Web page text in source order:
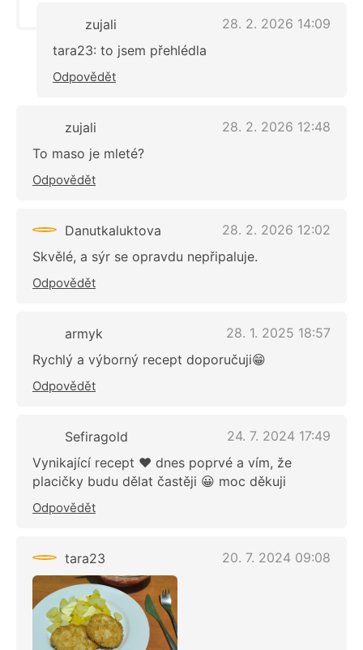
zujali
28. 2. 2026 14:09
tara23: to jsem přehlédla
Odpovědět
zujali
28. 2. 2026 12:48
To maso je mleté?
Odpovědět
Danutkaluktova
28. 2. 2026 12:02
Skvělé, a sýr se opravdu nepřipaluje.
Odpovědět
armyk
28. 1. 2025 18:57
Rychlý a výborný recept doporučuji😁
Odpovědět
Sefiragold
24. 7. 2024 17:49
Vynikající recept ❤️ dnes poprvé a vím, že
placičky budu dělat častěji 😀 moc děkuji
Odpovědět
tara23 20. 7. 2024 09:08